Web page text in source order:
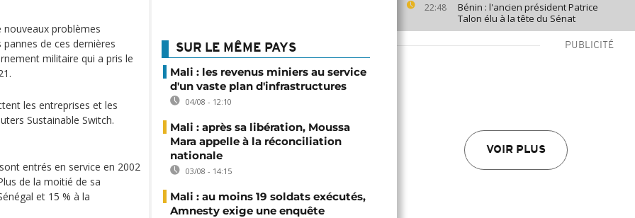
22:48
Bénin : l'ancien président Patrice
Talon élu à la tête du Sénat
PUBLICITÉ
VOIR PLUS
problèmes
de ces dernières
militaire qui a pris le
les entreprises et les
Sustainable Switch.
entrés en service en 2002
de la moitié de sa
et 15 % à la
SUR LE MÊME PAYS
Mali : les revenus miniers au service
d'un vaste plan d'infrastructures
04/08 - 12:10
Mali : après sa libération, Moussa
Mara appelle à la réconciliation
nationale
03/08 - 14:15
Mali : au moins 19 soldats exécutés,
Amnesty exige une enquête